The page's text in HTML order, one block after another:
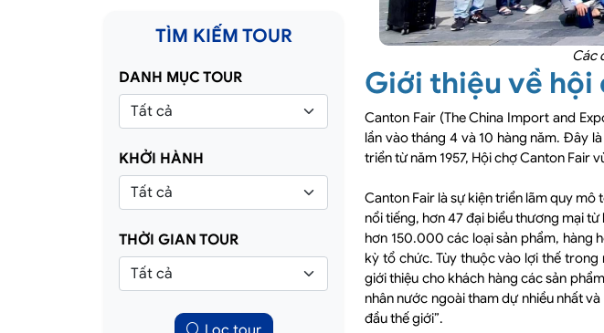
TÌM KIẾM TOUR
DANH MỤC TOUR
KHỞI HÀNH
THỜI GIAN TOUR
Các
Giới thiệu về hội
Canton Fair (The China Import and
lần vào tháng 4 và 10 hàng năm. Đây
triển từ năm 1957, Hội chợ Canton Fair
Canton Fair là sự kiện triển lãm quy
nổi tiếng, hơn 47 đại biểu thương mại
hơn 150.000 các loại sản phẩm, hàng
kỳ tổ chức. Tùy thuộc vào lợi thế
giới thiệu cho khách hàng các sản
nhân nước ngoài tham dự nhiều nhất
đầu thế giới”.